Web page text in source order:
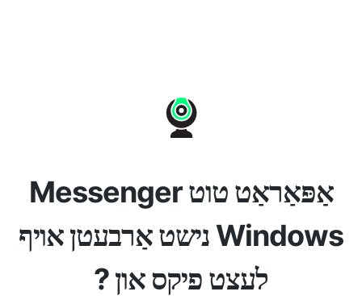
Messenger אַפּאַראַט טוט
נישט אַרבעטן אויף Windows
? לעצט פיקס און